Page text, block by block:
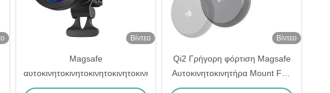
Βίντεο
Magsafe
Βίντεο
Qi2 Γρήγορη φόρτιση Magsafe
Αυτοκινητοκινητήρα Mount Fan
ψύξη Αυτοκινητοκινητήρα